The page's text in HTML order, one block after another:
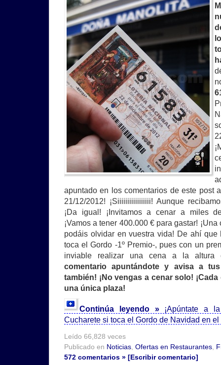
apuntado en los comentarios de este post
21/12/2012! ¡Siiiiiiiiiiiiiiiii! Aunque
¡Da igual! ¡Invitamos a cenar a miles
¡Vamos a tener 400.000 € para gastar!
podáis olvidar en vuestra vida! De ahí que
toca el Gordo -1º Premio-, pues con un
inviable realizar una cena a la altura
comentario apuntándote y avisa a
también! ¡No vengas a cenar solo!
una única plaza!
Continúa leyendo » ¡Apúntate a
Cucharete si toca el Gordo de Navidad en
Leído 66,828 veces
Publicado en Noticias Ofertas en Restaurantes
572 comentarios » [Escribir comentario]